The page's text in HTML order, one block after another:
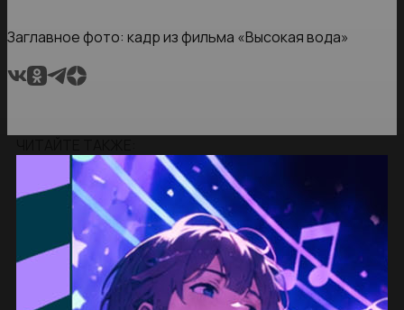
Заглавное фото: кадр из фильма «Высокая вода»